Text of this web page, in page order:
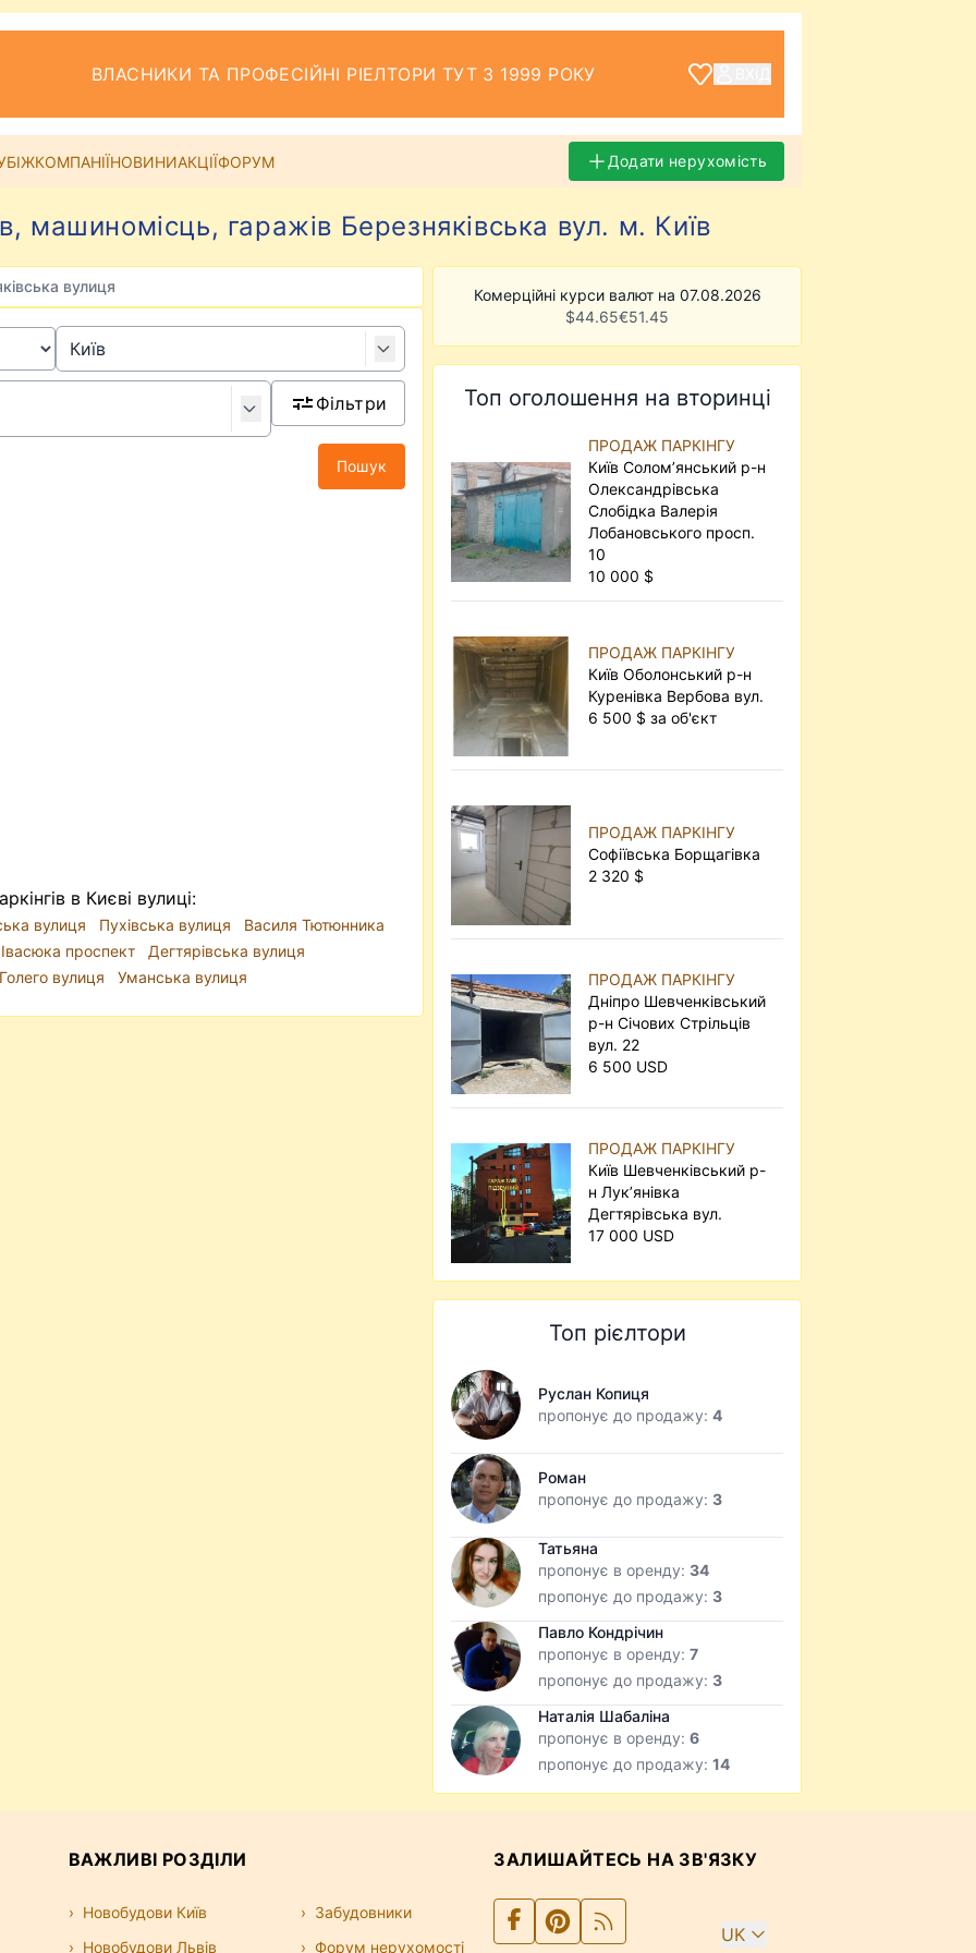
ВЛАСНИКИ ТА ПРОФЕСІЙНІ РІЕЛТОРИ ТУТ З 1999 РОКУ
КОМПАНІЇНОВИНИАКЦІЇФОРУМ Додати нерухомість
машиномісць, гаражів Березняківська вул. м. Київ
вулиця
Фільтри
Пошук
в Києві вулиці:
вулиця Пухівська вулиця
Василя Тютюнника
проспект
Дегтярівська вулиця
вулиця Уманська вулиця
Комерційні курси валют на 07.08.2026
$44.65€51.45
Топ оголошення на вторинці
ПРОДАЖ ПАРКІНГУ
Київ Солом’янський р-н
Олександрівська
Слобідка Валерія
Лобановського просп.
10
10 000 $
ПРОДАЖ ПАРКІНГУ
Київ Оболонський р-н
Куренівка Вербова вул.
6 500 $ за об'єкт
ПРОДАЖ ПАРКІНГУ
Софіївська Борщагівка
2 320 $
ПРОДАЖ ПАРКІНГУ
Дніпро Шевченківський
р-н Січових Стрільців
вул. 22
6 500 USD
ПРОДАЖ ПАРКІНГУ
Київ Шевченківський р-
н Лук’янівка
Дегтярівська вул.
17 000 USD
Топ рієлтори
Руслан Копиця
пропонує до продажу:4
Роман
пропонує до продажу: 3
Татьяна
пропонує в оренду: 34
пропонує до продажу: 3
Павло Кондрічин
пропонує в оренду:7
пропонує до продажу: 3
Наталія Шабаліна
пропонує в оренду:6
пропонує до продажу:14
ВАЖЛИВІ РОЗДІЛИ
Новобудови Київ
Новобудови Львів
Забудовники
Форум нерухомості
ЗАЛИШАЙТЕСЬ НА ЗВ'ЯЗКУ
UK